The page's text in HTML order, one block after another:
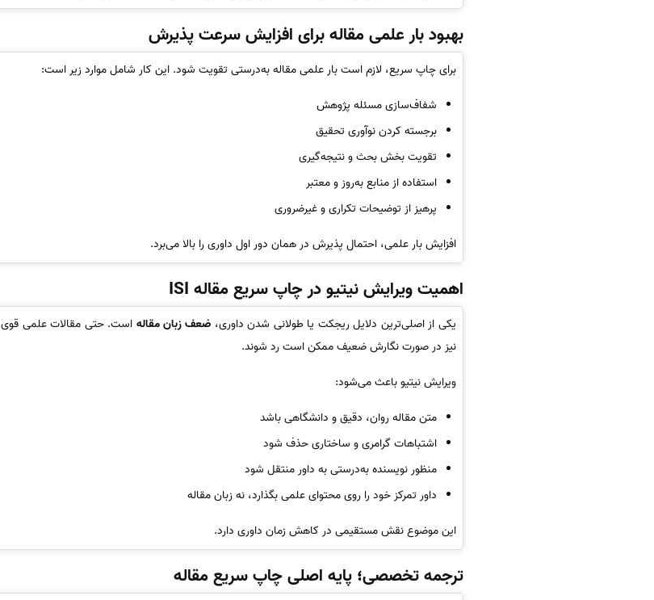
بهبود بار علمی مقاله برای افزایش سرعت پذیرش
برای چاپ سریع، لازم است بار علمی مقاله به‌درستی تقویت شود. این کار شامل موارد زیر است:
شفاف‌سازی مسئله پژوهش
برجسته کردن نوآوری تحقیق
تقویت بخش بحث و نتیجه‌گیری
استفاده از منابع به‌روز و معتبر
پرهیز از توضیحات تکراری و غیرضروری
افزایش بار علمی، احتمال پذیرش در همان دور اول داوری را بالا می‌برد.
اهمیت ویرایش نیتیو در چاپ سریع مقاله ISI
یکی از اصلی‌ترین دلایل ریجکت یا طولانی شدن داوری، ضعف زبان مقاله است. حتی مقالات علمی قوی
نیز در صورت نگارش ضعیف ممکن است رد شوند.
ویرایش نیتیو باعث می‌شود:
متن مقاله روان، دقیق و دانشگاهی باشد
اشتباهات گرامری و ساختاری حذف شود
منظور نویسنده به‌درستی به داور منتقل شود
داور تمرکز خود را روی محتوای علمی بگذارد، نه زبان مقاله
این موضوع نقش مستقیمی در کاهش زمان داوری دارد.
ترجمه تخصصی؛ پایه اصلی چاپ سریع مقاله